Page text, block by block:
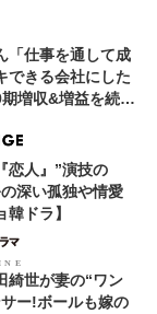
「仕事を通して成
できる会社にした
増収&増益を続け
恋人』”演技の
深い孤独や情愛
ドラ】
綺世が妻の“ワン
ー!ボールも嫁の